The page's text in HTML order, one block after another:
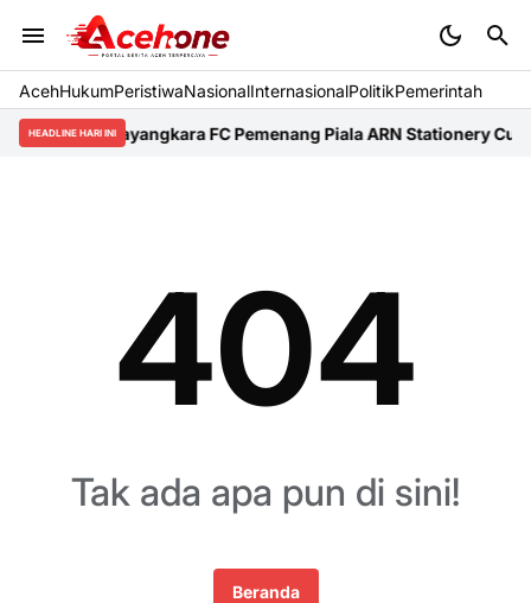
AcehHukumPeristiwaNasionalInternasionalPolitikPemerintah
HEADLINE HARI INIBhayangkara FC Pemenang Piala ARN Stationery Cup
404
Tak ada apa pun di sini!
Beranda